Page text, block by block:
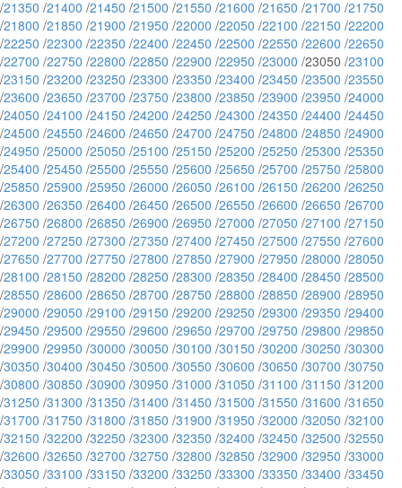
/21350 /21400 /21450 /21500 /21550 /21600 /21650 /21700 /21750
/21800 /21850 /21900 /21950 /22000 /22050 /22100 /22150 /22200
/22250 /22300 /22350 /22400 /22450 /22500 /22550 /22600 /22650
/22700 /22750 /22800 /22850 /22900 /22950 /23000 /23050 /23100
/23150 /23200 /23250 /23300 /23350 /23400 /23450 /23500 /23550
/23600 /23650 /23700 /23750 /23800 /23850 /23900 /23950 /24000
/24050 /24100 /24150 /24200 /24250 /24300 /24350 /24400 /24450
/24500 /24550 /24600 /24650 /24700 /24750 /24800 /24850 /24900
/24950 /25000 /25050 /25100 /25150 /25200 /25250 /25300 /25350
/25400 /25450 /25500 /25550 /25600 /25650 /25700 /25750 /25800
/25850 /25900 /25950 /26000 /26050 /26100 /26150 /26200 /26250
/26300 /26350 /26400 /26450 /26500 /26550 /26600 /26650 /26700
/26750 /26800 /26850 /26900 /26950 /27000 /27050 /27100 /27150
/27200 /27250 /27300 /27350 /27400 /27450 /27500 /27550 /27600
/27650 /27700 /27750 /27800 /27850 /27900 /27950 /28000 /28050
/28100 /28150 /28200 /28250 /28300 /28350 /28400 /28450 /28500
/28550 /28600 /28650 /28700 /28750 /28800 /28850 /28900 /28950
/29000 /29050 /29100 /29150 /29200 /29250 /29300 /29350 /29400
/29450 /29500 /29550 /29600 /29650 /29700 /29750 /29800 /29850
/29900 /29950 /30000 /30050 /30100 /30150 /30200 /30250 /30300
/30350 /30400 /30450 /30500 /30550 /30600 /30650 /30700 /30750
/30800 /30850 /30900 /30950 /31000 /31050 /31100 /31150 /31200
/31250 /31300 /31350 /31400 /31450 /31500 /31550 /31600 /31650
/31700 /31750 /31800 /31850 /31900 /31950 /32000 /32050 /32100
/32150 /32200 /32250 /32300 /32350 /32400 /32450 /32500 /32550
/32600 /32650 /32700 /32750 /32800 /32850 /32900 /32950 /33000
/33050 /33100 /33150 /33200 /33250 /33300 /33350 /33400 /33450